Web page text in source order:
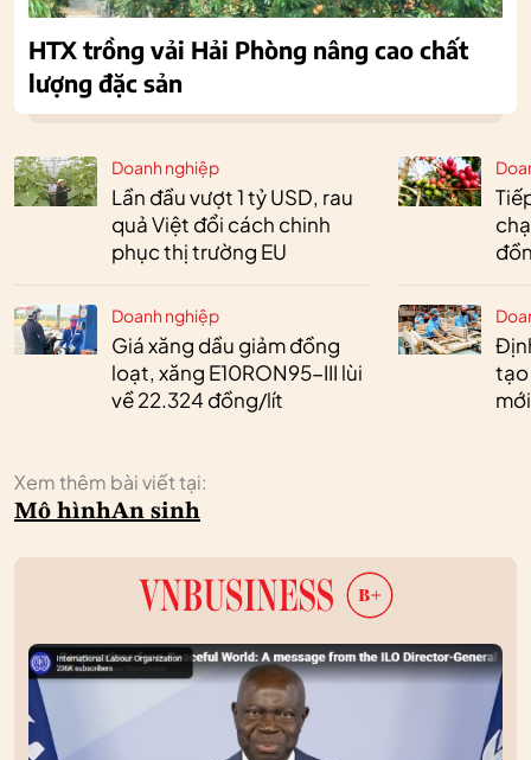
Doanh nghiệp
Lần đầu vượt 1 tỷ USD, rau
quả Việt đổi cách chinh
phục thị trường EU
Doanh nghiệp
Giá xăng dầu giảm đồng
loạt, xăng E10RON95-III lùi
về 22.324 đồng/lít
tạo
Xem thêm bài viết tại:
Mô hìnhAn sinh
HTX trồng vải Hải Phòng nâng cao chất
lượng đặc sản